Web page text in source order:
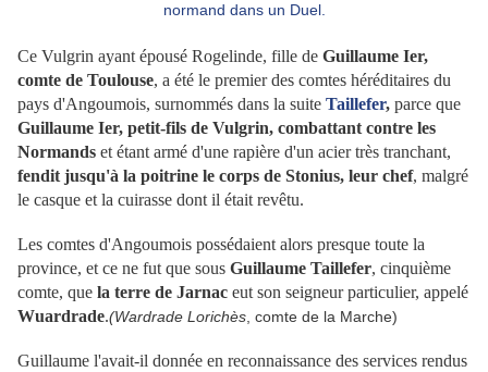
normand dans un Duel.
Ce Vulgrin ayant épousé Rogelinde, fille de Guillaume Ier,
comte de Toulouse, a été le premier des comtes héréditaires du
pays d'Angoumois, surnommés dans la suite Taillefer, parce que
Guillaume Ier, petit-fils de Vulgrin, combattant contre les
Normands et étant armé d'une rapière d'un acier très tranchant,
fendit jusqu'à la poitrine le corps de Stonius, leur chef, malgré
le casque et la cuirasse dont il était revêtu.
Les comtes d'Angoumois possédaient alors presque toute la
province, et ce ne fut que sous Guillaume Taillefer, cinquième
comte, que la terre de Jarnac eut son seigneur particulier, appelé
Wuardrade.(Wardrade Lorichès , comte de la Marche)
Guillaume l'avait-il donnée en reconnaissance des services rendus